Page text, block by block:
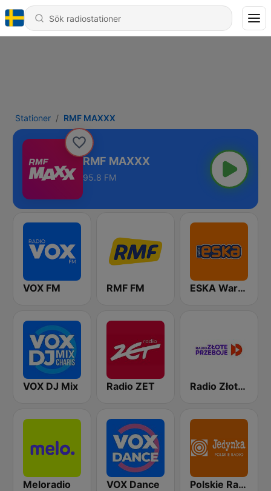
Stationer RMF MAXXX
RMF MAXXX
95.8 FM
VOX FM RMF FM ESKA Warszawa
VOX DJ Mix Radio ZET Radio Złote Przeboje
Meloradio VOX Dance Polskie Radio Program I (PR1) Jedynka